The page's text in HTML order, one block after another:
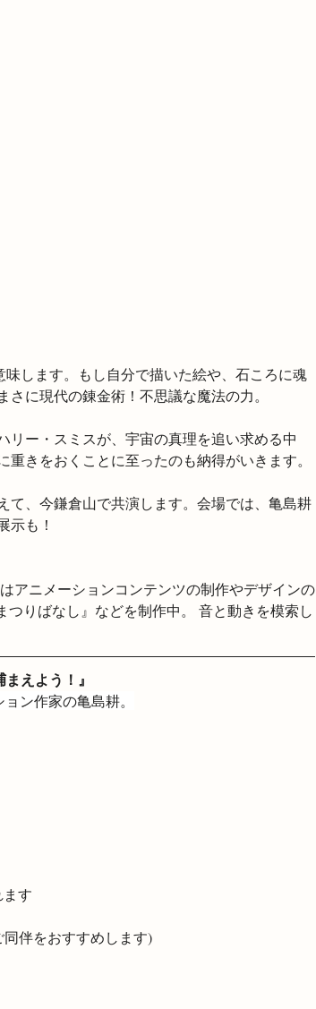
します。もし自分で描いた絵や、石ころに魂
に現代の錬金術！不思議な魔法の力。
ー・スミスが、宇宙の真理を追い求める中
きをおくことに至ったのも納得がいきます。
て、今鎌倉山で共演します。会場では、亀島耕
示も！
アニメーションコンテンツの制作やデザインの
りばなし』などを制作中。 音と動きを模索し
えよう！』
ン作家の亀島耕。
す
伴をおすすめします)